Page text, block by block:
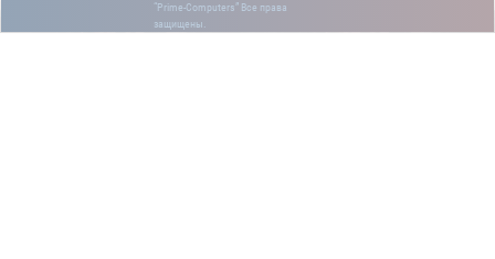
“Prime-Computers” Все права
защищены.